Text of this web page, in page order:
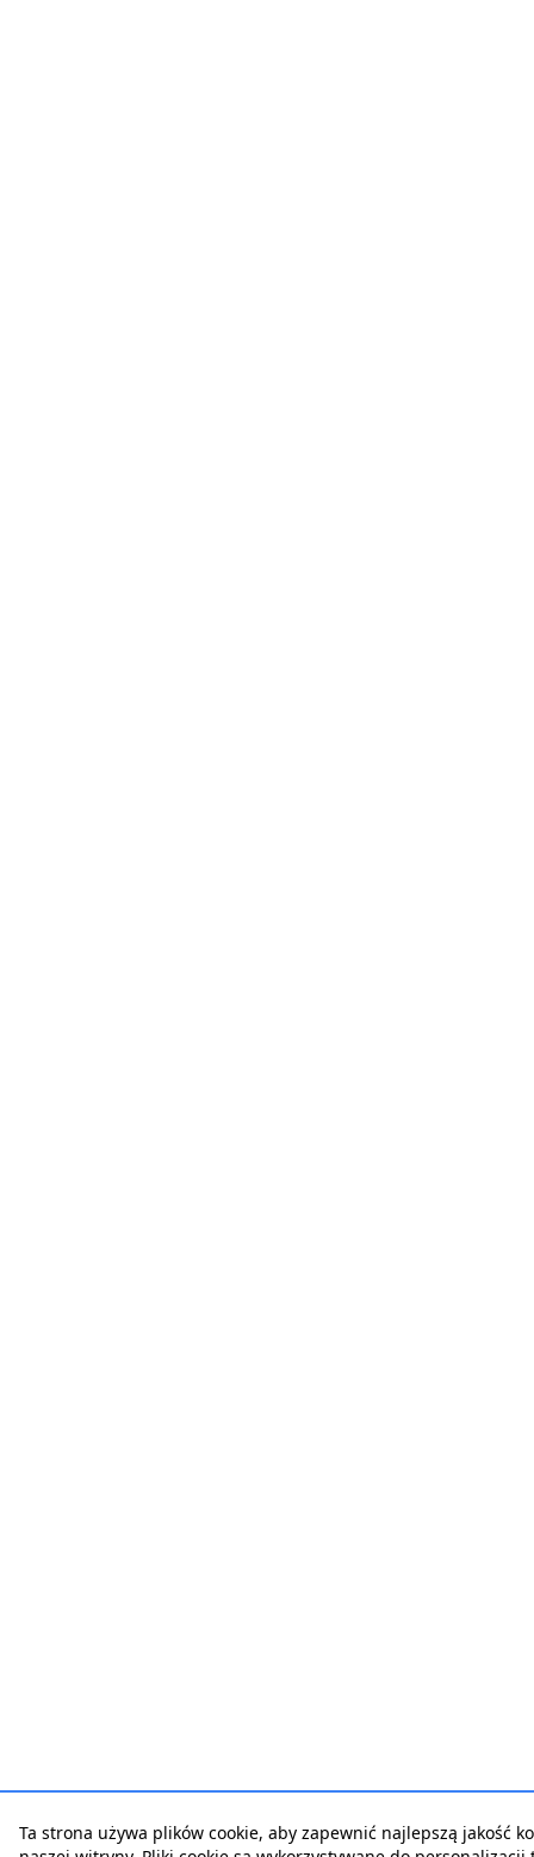
Ta strona używa plików cookie, aby zapewnić najlepszą jakość